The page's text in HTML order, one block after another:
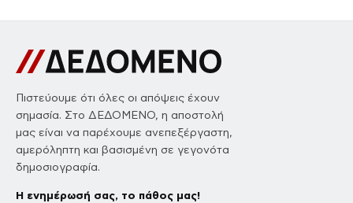
Πιστεύουμε ότι όλες οι απόψεις έχουν
σημασία. Στο ΔΕΔΟΜΕΝΟ, η αποστολή
μας είναι να παρέχουμε ανεπεξέργαστη,
αμερόληπτη και βασισμένη σε γεγονότα
δημοσιογραφία.
Η ενημέρωσή σας, το πάθος μας!